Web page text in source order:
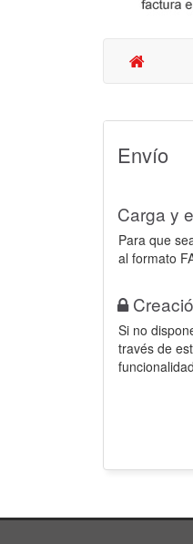
Envío
Carga y
Para que
al formato
Si no
través de